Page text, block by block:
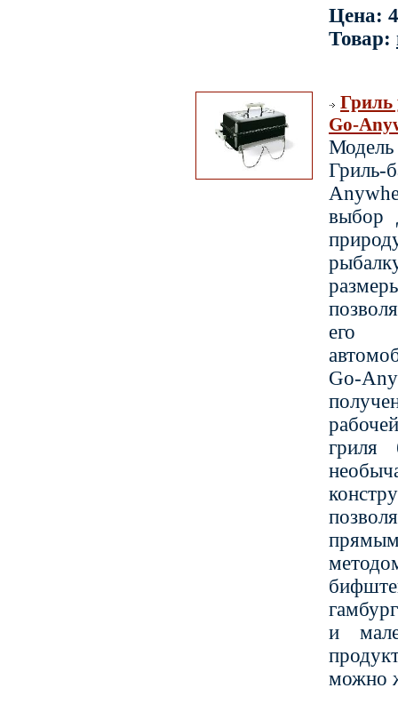
Цена:
Товар:
Гриль
Go-
выбор
его
Go-
гриля
и
можно